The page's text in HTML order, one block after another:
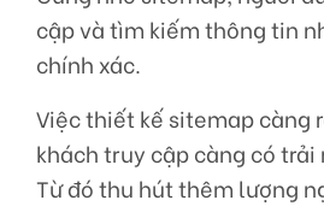
cập và tìm kiếm thông tin
chính xác.
Việc thiết kế sitemap càng
khách truy cập càng có
Từ đó thu hút thêm lượng